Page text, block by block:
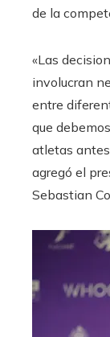
de la
«Las
involucran
entre
que
atletas antes
agregó el
Sebastian